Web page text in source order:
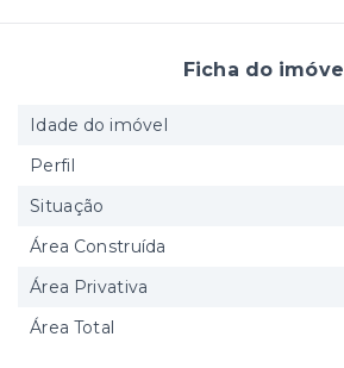
Ficha do imóvel
Idade do imóvel
Perfil
Situação
Área Construída
Área Privativa
Área Total